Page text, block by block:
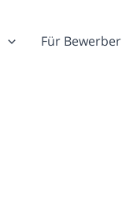
Für Bewerber